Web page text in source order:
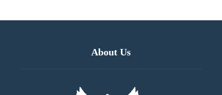
About Us